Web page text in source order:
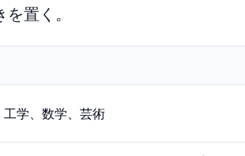
置く。
学、数学、芸術